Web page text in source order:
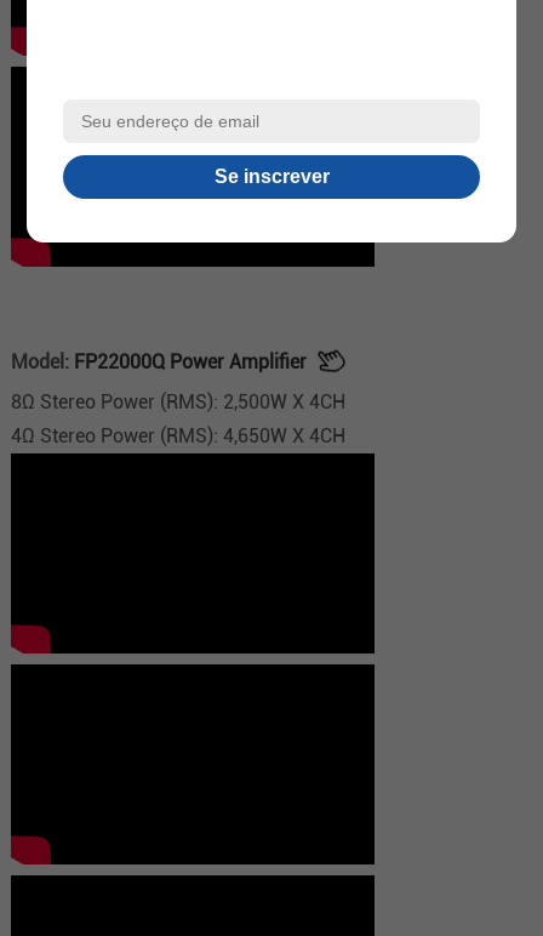
Model: FP22000Q Power Amplifier
8Ω Stereo Power (RMS): 2,500W X 4CH
4Ω Stereo Power (RMS): 4,650W X 4CH